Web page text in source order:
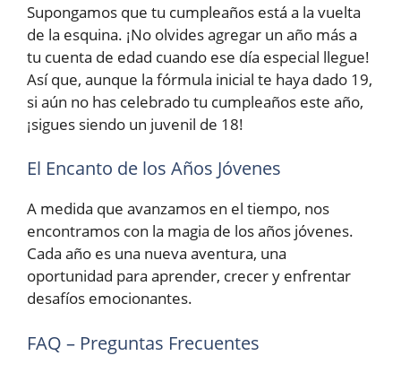
Supongamos que tu cumpleaños está a la vuelta
de la esquina. ¡No olvides agregar un año más a
tu cuenta de edad cuando ese día especial llegue!
Así que, aunque la fórmula inicial te haya dado 19,
si aún no has celebrado tu cumpleaños este año,
¡sigues siendo un juvenil de 18!
El Encanto de los Años Jóvenes
A medida que avanzamos en el tiempo, nos
encontramos con la magia de los años jóvenes.
Cada año es una nueva aventura, una
oportunidad para aprender, crecer y enfrentar
desafíos emocionantes.
FAQ – Preguntas Frecuentes